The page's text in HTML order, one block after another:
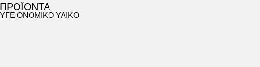
ΠΡΟΪΟΝΤΑ
ΥΓΕΙΟΝΟΜΙΚΟ ΥΛΙΚΟ